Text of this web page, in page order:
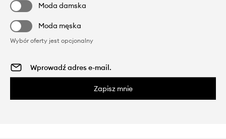
Moda damska
Moda męska
Wybór oferty jest opcjonalny
Zapisz mnie